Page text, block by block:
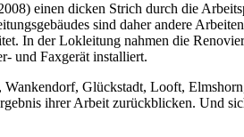
einen dicken Strich durch die
sind daher andere
In der Lokleitung nahmen die
und Faxgerät installiert.
Glückstadt, Looft,
ihrer Arbeit zurückblicken. Und